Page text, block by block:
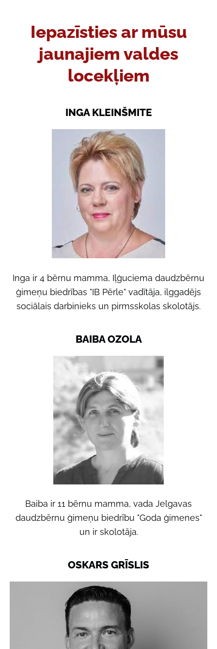
Iepazīsties ar mūsu
jaunajiem valdes
locekļiem
INGA KLEINŠMITE
Inga ir 4 bērnu mamma, Iļģuciema daudzbērnu
ģimeņu biedrības "IB Pērle" vadītāja, ilggadējs
sociālais darbinieks un pirmsskolas skolotājs.
BAIBA OZOLA
Baiba ir 11 bērnu mamma, vada Jelgavas
daudzbērnu ģimeņu biedrību "Goda ģimenes"
un ir skolotāja.
OSKARS GRĪSLIS